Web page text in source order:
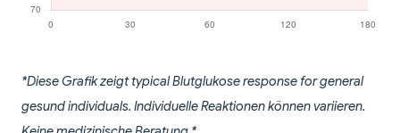
*Diese Grafik zeigt typical Blutglukose response for general
gesund individuals. Individuelle Reaktionen können variieren.